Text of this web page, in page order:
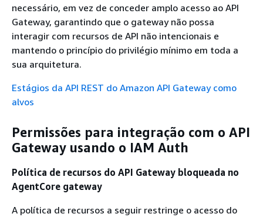
necessário, em vez de conceder amplo acesso ao API
Gateway, garantindo que o gateway não possa
interagir com recursos de API não intencionais e
mantendo o princípio do privilégio mínimo em toda a
sua arquitetura.
Estágios da API REST do Amazon API Gateway como
alvos
Permissões para integração com o API
Gateway usando o IAM Auth
Política de recursos do API Gateway bloqueada no
AgentCore gateway
A política de recursos a seguir restringe o acesso do